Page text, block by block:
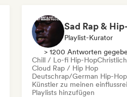
Playlist-Kurator
> 1200 Antworten
Chill / Lo-fi Hip-Hop
Cloud Rap / Hip Hop
Deutschrap/German Hip-Hop
Künstler zu meinen
Playlists hinzufügen